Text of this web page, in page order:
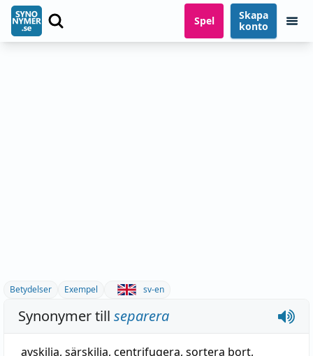
Spel
Skapa
konto
Betydelser Exempel sv-en
Synonymer till separera
avskilja, särskilja, centrifugera, sortera bort,